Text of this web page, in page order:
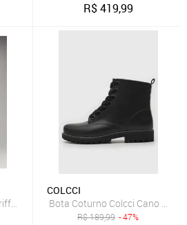
R$419,99
Montaria Couro Legítimo Preto
COLCCI
Bota Coturno Colcci Cano
R$189,99 - 47%